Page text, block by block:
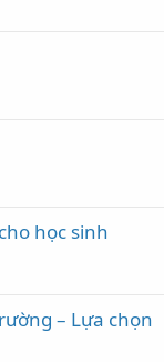
học sinh
– Lựa chọn